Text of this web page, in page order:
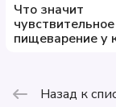
Что значит
чувствительное
пищеварение у
Назад к